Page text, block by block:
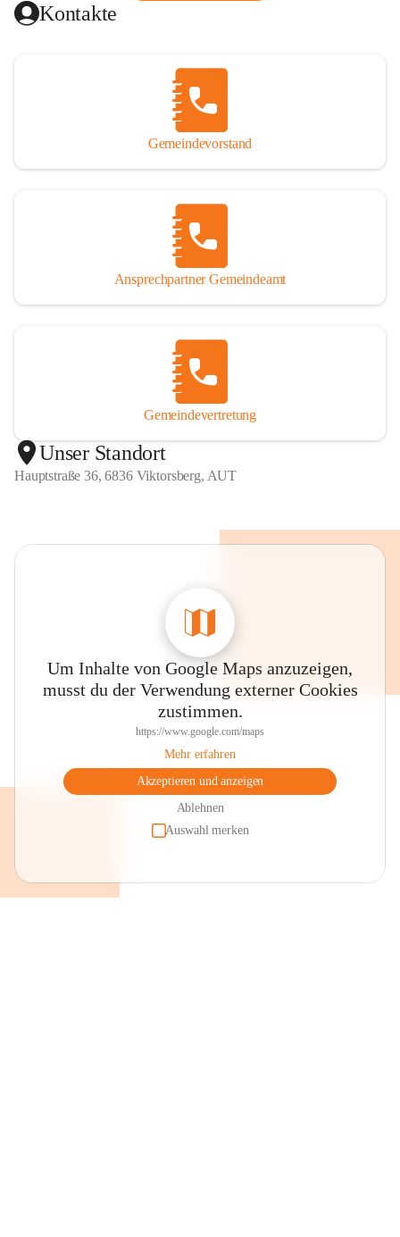
Kontakte
Gemeindevorstand
Ansprechpartner Gemeindeamt
Gemeindevertretung
Unser Standort
Hauptstraße 36, 6836 Viktorsberg, AUT
Um Inhalte von Google Maps anzuzeigen,
musst du der Verwendung externer Cookies
zustimmen.
https://www.google.com/maps
Mehr erfahren
Akzeptieren und anzeigen
Ablehnen
Auswahl merken